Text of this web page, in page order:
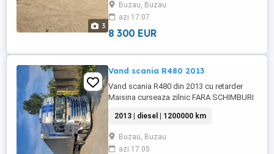
3
Buzau, Buzau
azi 17:07
8 300 EUR
Vand scania R480 2013
Vand scania R480 din 2013 cu retarder
Maisina curseaza zilnic FARA SCHIMBURI
2013 | diesel | 1200000 km
Buzau, Buzau
azi 17:05